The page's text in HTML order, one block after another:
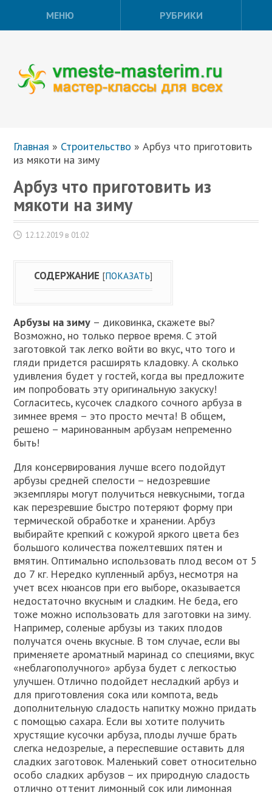
МЕНЮ РУБРИКИ
Главная » Строительство »Арбуз что приготовить
из мякоти на зиму
Арбуз что приготовить из
мякоти на зиму
12.12.2019 в 01:02
СОДЕРЖАНИЕ [ПОКАЗАТЬ]
Арбузы на зиму – диковинка, скажете вы?
Возможно, но только первое время. С этой
заготовкой так легко войти во вкус, что того и
гляди придется расширять кладовку. А сколько
удивления будет у гостей, когда вы предложите
им попробовать эту оригинальную закуску!
Согласитесь, кусочек сладкого сочного арбуза в
зимнее время – это просто мечта! В общем,
решено – маринованным арбузам непременно
быть!
Для консервирования лучше всего подойдут
арбузы средней спелости – недозревшие
экземпляры могут получиться невкусными, тогда
как перезревшие быстро потеряют форму при
термической обработке и хранении. Арбуз
выбирайте крепкий с кожурой яркого цвета без
большого количества пожелтевших пятен и
вмятин. Оптимально использовать плод весом от 5
до 7 кг. Нередко купленный арбуз, несмотря на
учет всех нюансов при его выборе, оказывается
недостаточно вкусным и сладким. Не беда, его
тоже можно использовать для заготовки на зиму.
Например, соленые арбузы из таких плодов
получатся очень вкусные. В том случае, если вы
применяете ароматный маринад со специями, вкус
«неблагополучного» арбуза будет с легкостью
улучшен. Отлично подойдет несладкий арбуз и
для приготовления сока или компота, ведь
дополнительную сладость напитку можно придать
с помощью сахара. Если вы хотите получить
хрустящие кусочки арбуза, плоды лучше брать
слегка недозрелые, а переспевшие оставить для
сладких заготовок. Маленький совет относительно
особо сладких арбузов – их природную сладость
отлично оттенит лимонный сок или лимонная